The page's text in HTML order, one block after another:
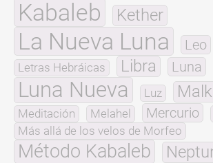
Kabaleb Kether
La Nueva Luna Leo
Letras Hebráicas Libra Luna
Luna Nueva Luz
Meditación Melahel Mercurio
Más allá de los velos de Morfeo
Método Kabaleb